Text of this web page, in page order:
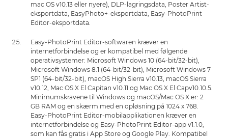
mac OS v10.13 eller nyere), DLP-lagringsdata, Poster Artist-
eksportdata, EasyPhoto+-eksportdata, Easy-PhotoPrint
Editor-eksportdata.
Easy-PhotoPrint Editor-softwaren kræver en
internetforbindelse og er kompatibel med følgende
operativsystemer: Microsoft Windows 10 (64-bit/32-bit),
Microsoft Windows 8.1 (64-bit/32-bit), Microsoft Windows 7
SP1 (64-bit/32-bit), macOS High Sierra v10.13, macOS Sierra
v10.12, Mac OS X El Capitan v10.11 og Mac OS X El Capv10.10.5.
Minimumskravene til Windows og macOS/Mac OS X er: 2
GB RAM og en skærm med en opløsning på 1024 x 768.
Easy-PhotoPrint Editor-mobilapplikationen kræver en
internetforbindelse og Easy-PhotoPrint Editor-app v1.1.0,
som kan fås gratis i App Store og Google Play. Kompatibel